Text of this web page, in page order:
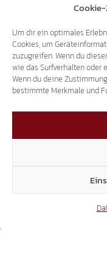
Um dir ein optimales
Cookies, um
zuzugreifen. Wenn du
wie das Surfverhalten oder
Wenn du deine
bestimmte Merkmale und
ZUM NACHSEHEN
WEBINAR:
DIALEKT